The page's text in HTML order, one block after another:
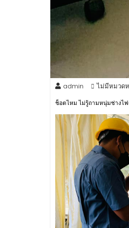
admin ไม่มีหมวด
ช็อตไหม ไม่รู้ถามหนุ่มช่างไฟ